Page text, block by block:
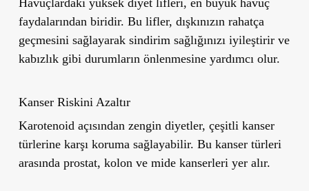
faydalarından biridir. Bu lifler, dışkınızın rahatça
geçmesini sağlayarak sindirim sağlığınızı iyileştirir ve
kabızlık gibi durumların önlenmesine yardımcı olur.
Kanser Riskini Azaltır
Karotenoid açısından zengin diyetler, çeşitli kanser
türlerine karşı koruma sağlayabilir. Bu kanser türleri
arasında prostat, kolon ve mide kanserleri yer alır.